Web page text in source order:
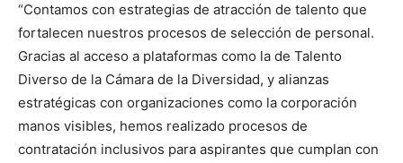
“Contamos con estrategias de atracción de talento que
fortalecen nuestros procesos de selección de personal.
Gracias al acceso a plataformas como la de Talento
Diverso de la Cámara de la Diversidad, y alianzas
estratégicas con organizaciones como la corporación
manos visibles, hemos realizado procesos de
contratación inclusivos para aspirantes que cumplan con